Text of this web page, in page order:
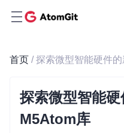
首页 / 探索微型智能硬件
探索微型智能
M5Atom库